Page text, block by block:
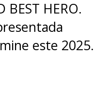
BEST HERO.
este 2025.